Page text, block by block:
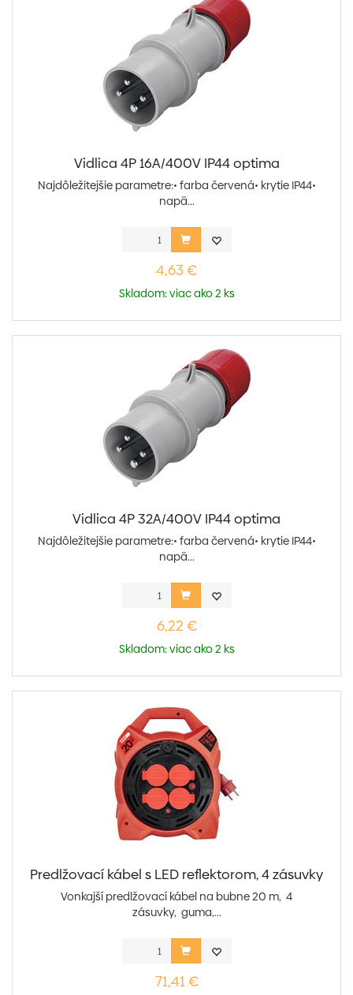
Vidlica 4P 16A/400V IP44 optima
Najdôležitejšie parametre:• farba červená• krytie IP44•
napä...
4,63 €
Skladom: viac ako 2 ks
Vidlica 4P 32A/400V IP44 optima
Najdôležitejšie parametre:• farba červená• krytie IP44•
napä...
6,22 €
Skladom: viac ako 2 ks
Predlžovací kábel s LED reflektorom, 4 zásuvky
Vonkajší predlžovací kábel na bubne 20 m, 4
zásuvky, guma,...
71,41 €